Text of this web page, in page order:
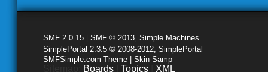
SMF 2.0.15 SMF © 2013 Simple Machines
SimplePortal 2.3.5 © 2008-2012, SimplePortal
SMFSimple.com Theme | Skin Samp
Boards Topics XML